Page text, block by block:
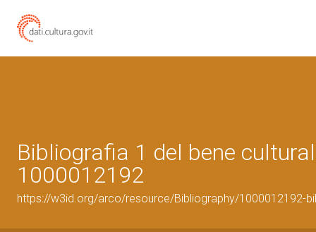
Bibliografia 1 del bene
1000012192
https://w3id.org/arco/resource/Bibliography/1000012192-